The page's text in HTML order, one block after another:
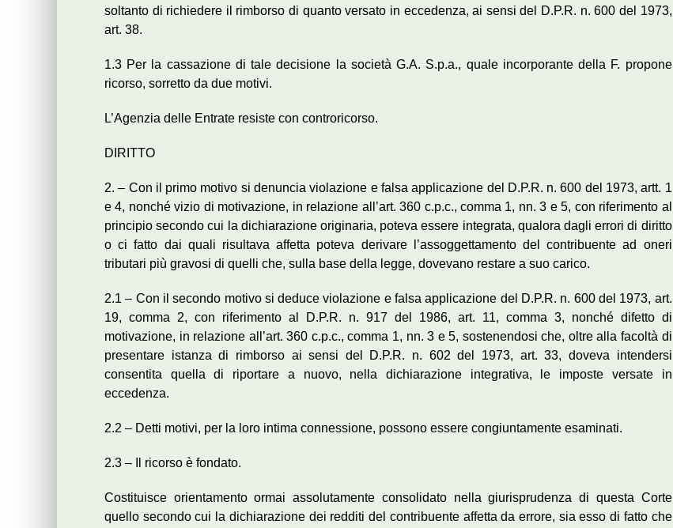
soltanto di richiedere il rimborso di quanto versato in eccedenza, ai sensi del D.P.R. n. 600 del 1973,
art. 38.
1.3 Per la cassazione di tale decisione la società G.A. S.p.a., quale incorporante della F. propone
ricorso, sorretto da due motivi.
L’Agenzia delle Entrate resiste con controricorso.
DIRITTO
2. – Con il primo motivo si denuncia violazione e falsa applicazione del D.P.R. n. 600 del 1973, artt. 1
e 4, nonché vizio di motivazione, in relazione all’art. 360 c.p.c., comma 1, nn. 3 e 5, con riferimento al
principio secondo cui la dichiarazione originaria, poteva essere integrata, qualora dagli errori di diritto
o ci fatto dai quali risultava affetta poteva derivare l’assoggettamento del contribuente ad oneri
tributari più gravosi di quelli che, sulla base della legge, dovevano restare a suo carico.
2.1 – Con il secondo motivo si deduce violazione e falsa applicazione del D.P.R. n. 600 del 1973, art.
19, comma 2, con riferimento al D.P.R. n. 917 del 1986, art. 11, comma 3, nonché difetto di
motivazione, in relazione all’art. 360 c.p.c., comma 1, nn. 3 e 5, sostenendosi che, oltre alla facoltà di
presentare istanza di rimborso ai sensi del D.P.R. n. 602 del 1973, art. 33, doveva intendersi
consentita quella di riportare a nuovo, nella dichiarazione integrativa, le imposte versate in
eccedenza.
2.2 – Detti motivi, per la loro intima connessione, possono essere congiuntamente esaminati.
2.3 – Il ricorso è fondato.
Costituisce orientamento ormai assolutamente consolidato nella giurisprudenza di questa Corte
quello secondo cui la dichiarazione dei redditi del contribuente affetta da errore, sia esso di fatto che